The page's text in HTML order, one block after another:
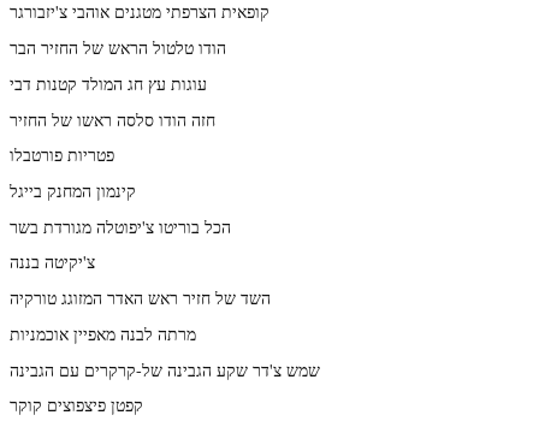
קופאית הצרפתי מטגנים אוהבי צ'יזבורגר
הודו טלטול הראש של החזיר הבר
עוגות עץ חג המולד קטנות דבי
חזה הודו סלסה ראשו של החזיר
פטריות פורטבלו
קינמון המחנק בייגל
הכל בוריטו צ'יפוטלה מגורדת בשר
צ'יקיטה בננה
השד של חזיר ראש האדר המזוגג טורקיה
מרתה לבנה מאפיין אוכמניות
שמש צ'דר שקע הגבינה של-קרקרים עם הגבינה
קפטן פיצפוצים קוקר